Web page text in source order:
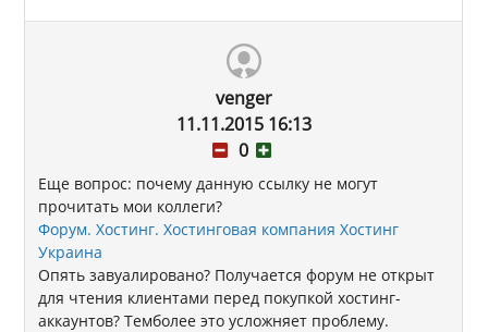
venger
11.11.2015 16:13
0
Еще вопрос: почему данную ссылку не могут
прочитать мои коллеги?
Форум. Хостинг. Хостинговая компания Хостинг
Украина
Опять завуалировано? Получается форум не открыт
для чтения клиентами перед покупкой хостинг-
аккаунтов? Темболее это усложняет проблему.